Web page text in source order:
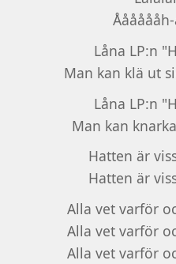
Låna LP:n
Man kan klä ut
Låna LP:n
Man kan
Hatten är
Hatten är
Alla vet varför
Alla vet varför
Alla vet varför